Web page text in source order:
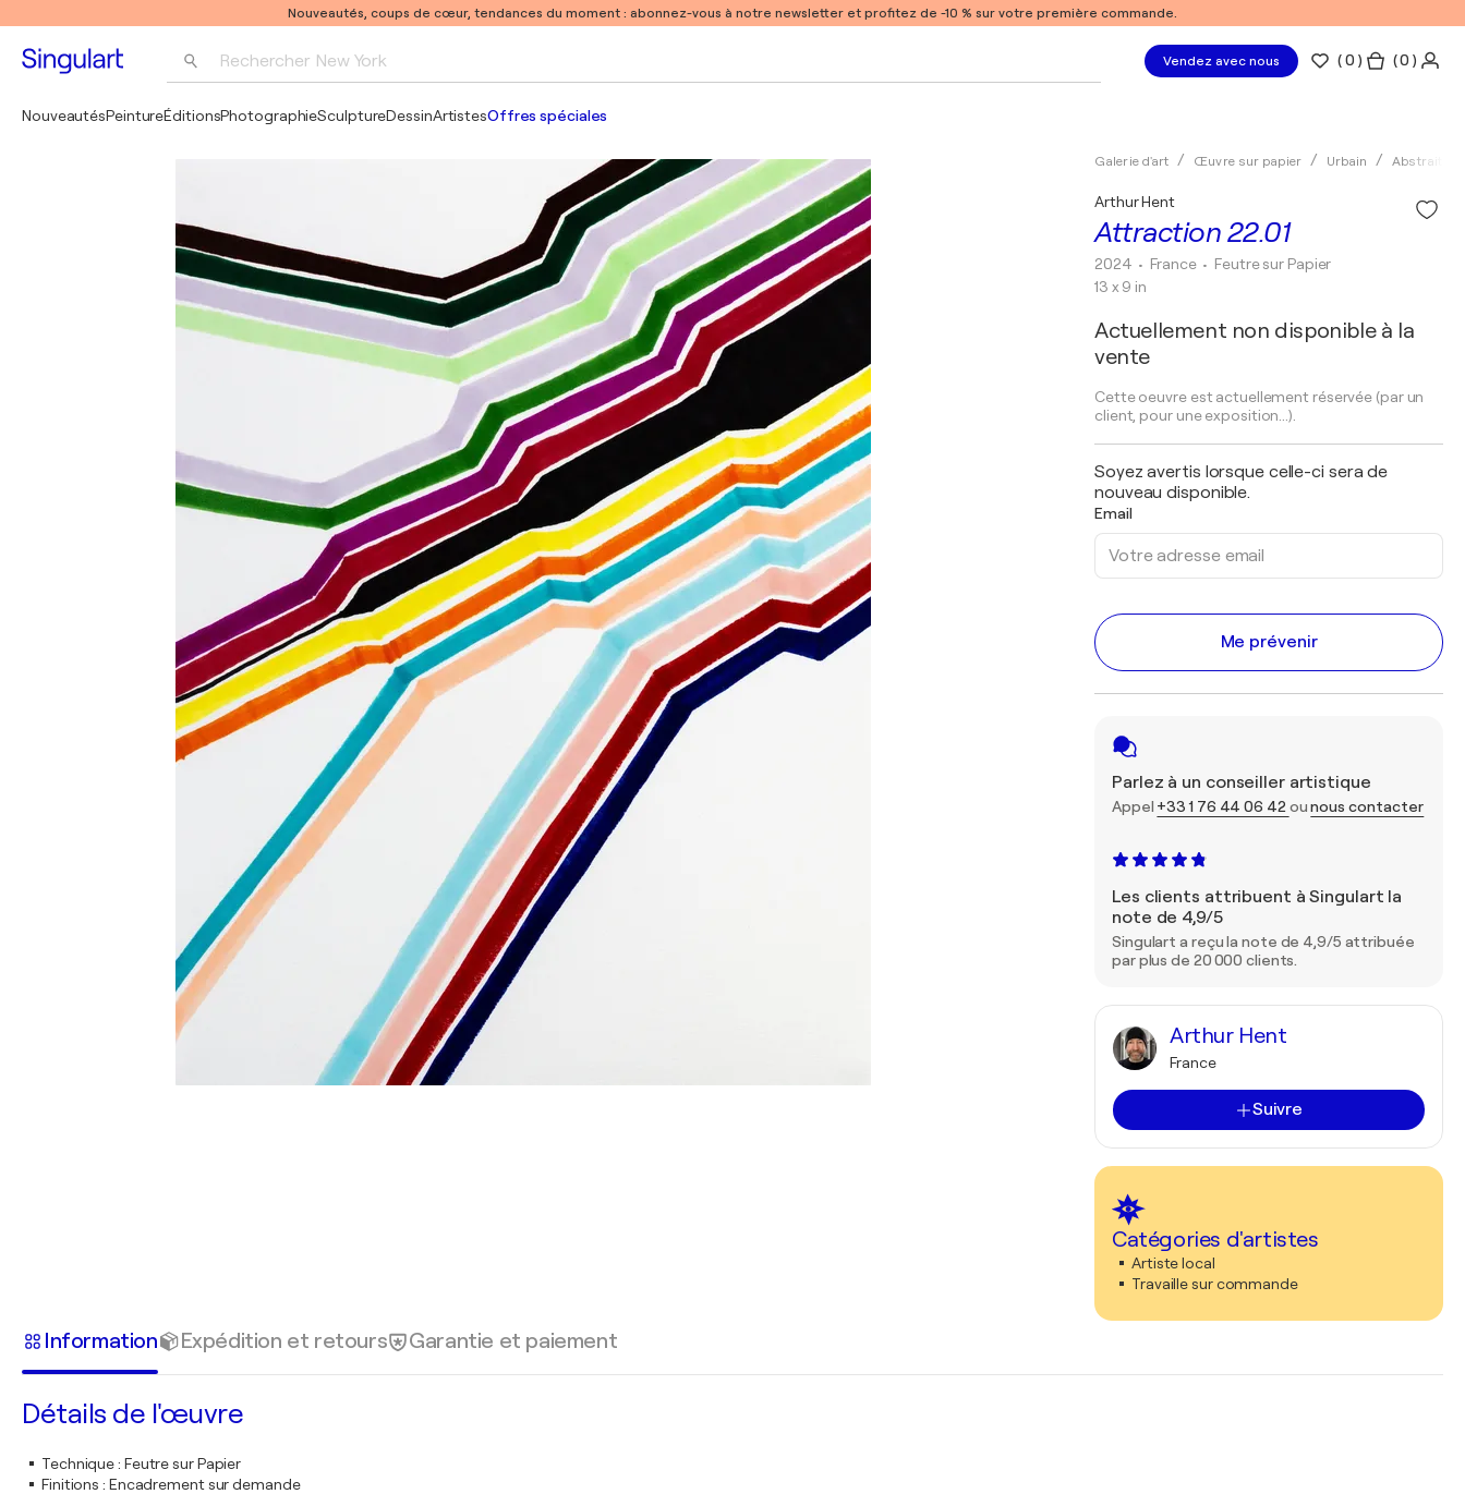
Nouveautés, coups de cœur, tendances du moment : abonnez-vous à notre newsletter et profitez de -10 % sur votre première commande.
Rechercher New York Vendez avec nous (0 ) ( 0 )
NouveautésPeintureÉditionsPhotographieSculptureDessinArtistesOffres spéciales
Galerie d'art Œuvre sur papier Urbain Abstrait
Attraction 22.01
Arthur Hent
2024 • France • Feutre sur Papier
13 x 9 in
Actuellement non disponible à la
vente
Cette oeuvre est actuellement réservée (par un
client, pour une exposition...).
Soyez avertis lorsque celle-ci sera de
nouveau disponible.
Email
Me prévenir
Parlez à un conseiller artistique
Appel +33 1 76 44 06 42 ounous contacter
Les clients attribuent à Singulart la
note de 4,9/5
Singulart a reçu la note de 4,9/5 attribuée
par plus de 20 000 clients.
Arthur Hent
France
Suivre
Catégories d'artistes
Artiste local
Travaille sur commande
Information Expédition et retours Garantie et paiement
Détails de l'œuvre
Technique: Feutre sur Papier
Finitions : Encadrement sur demande